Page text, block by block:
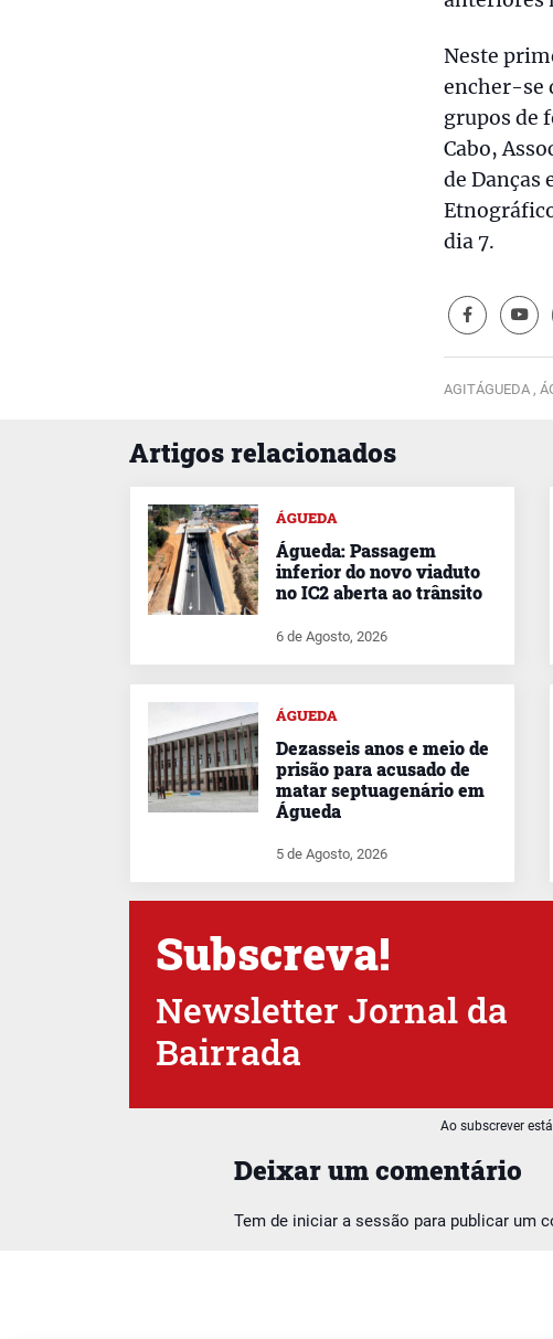
Neste
encher-se
grupos de
Cabo,
de Danças
dia 7.
AGITÁGUEDA ,
Artigos relacionados
Deixar um comentário
Tem de iniciar a sessão para publicar um
ÁGUEDA
Águeda: Passagem
inferior do novo viaduto
no IC2 aberta ao trânsito
6 de Agosto, 2026
ÁGUEDA
Dezasseis anos e meio de
prisão para acusado de
matar septuagenário em
Águeda
5 de Agosto, 2026
Subscreva!
Newsletter Jornal da
Bairrada
Ao subscrever